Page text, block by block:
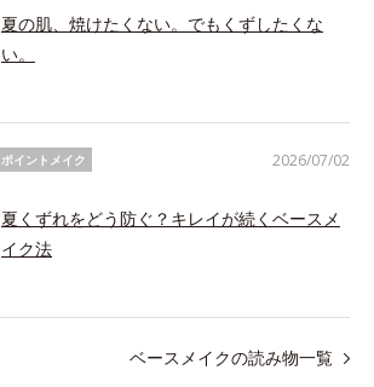
夏の肌、焼けたくない。でもくずしたくな
い。
ポイントメイク
夏くずれをどう防ぐ？キレイが続くベースメ
イク法
2026/07/02
ベースメイクの読み物一覧